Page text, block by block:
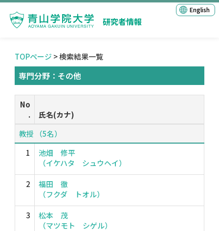
研究者情報
English
TOPページ > 検索結果一覧
専門分野：その他
No
.
氏名(カナ)
教授 （5名）
1
池畑 修平
（イケハタ シュウヘイ）
2
福田 徹
（フクダ トオル）
3
松本 茂
（マツモト シゲル）